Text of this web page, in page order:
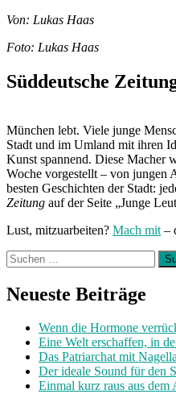
Von: Lukas Haas
Foto: Lukas Haas
Süddeutsche
München lebt. Viele junge
Stadt und im Umland mit ihren
Kunst spannend. Diese Macher
Woche vorgestellt – von jungen
besten Geschichten der Stadt:
Zeitung auf der Seite „Junge
Lust, mitzuarbeiten? Mach mit –
Suchen
nach:
Neueste Beiträge
Wenn die Hormone
Eine Welt erschaffen, in
Das Patriarchat mit
Der ideale Sound für den
Einmal kurz raus aus dem